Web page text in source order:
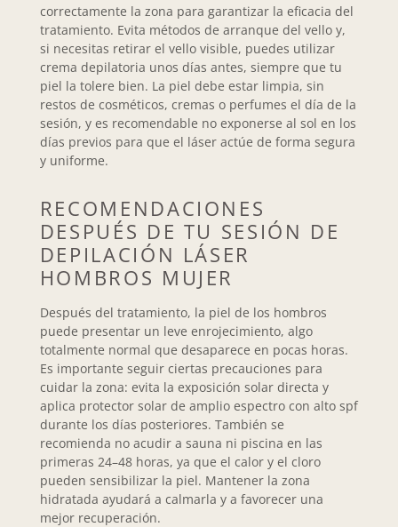
correctamente la zona para garantizar la eficacia del
tratamiento. Evita métodos de arranque del vello y,
si necesitas retirar el vello visible, puedes utilizar
crema depilatoria unos días antes, siempre que tu
piel la tolere bien. La piel debe estar limpia, sin
restos de cosméticos, cremas o perfumes el día de la
sesión, y es recomendable no exponerse al sol en los
días previos para que el láser actúe de forma segura
y uniforme.
RECOMENDACIONES
DESPUÉS DE TU SESIÓN DE
DEPILACIÓN LÁSER
HOMBROS MUJER
Después del tratamiento, la piel de los hombros
puede presentar un leve enrojecimiento, algo
totalmente normal que desaparece en pocas horas.
Es importante seguir ciertas precauciones para
cuidar la zona: evita la exposición solar directa y
aplica protector solar de amplio espectro con alto spf
durante los días posteriores. También se
recomienda no acudir a sauna ni piscina en las
primeras 24–48 horas, ya que el calor y el cloro
pueden sensibilizar la piel. Mantener la zona
hidratada ayudará a calmarla y a favorecer una
mejor recuperación.